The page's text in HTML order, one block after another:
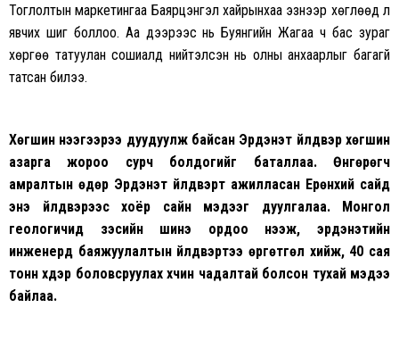
Тоглолтын маркетингаа Баярцэнгэл хайрынхаа эзнээр хөглөөд л
явчих шиг боллоо. Аа дээрээс нь Буянгийн Жагаа ч бас зураг
хөргөө татуулан сошиалд нийтэлсэн нь олны анхаарлыг багагүй
татсан билээ.
Хөгшин үнээгээрээ дуудуулж байсан Эрдэнэт үйлдвэр хөгшин
азарга жороо сурч болдогийг баталлаа. Өнгөрөгч
амралтын өдөр Эрдэнэт үйлдвэрт ажилласан Ерөнхий сайд
энэ үйлдвэрээс хоёр сайн мэдээг дуулгалаа. Монгол
геологичид зэсийн шинэ ордоо нээж, эрдэнэтийн
инженерүүд баяжуулалтын үйлдвэртээ өргөтгөл хийж, 40 сая
тонн хүдэр боловсруулах хүчин чадалтай болсон тухай мэдээ
байлаа.